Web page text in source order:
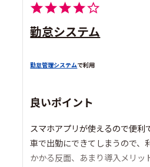
勤怠システム
勤怠管理システムで利用
良いポイント
スマホアプリが使えるので便利
車で出勤にできてしまうので、
かかる反面、あまり導入メリッ